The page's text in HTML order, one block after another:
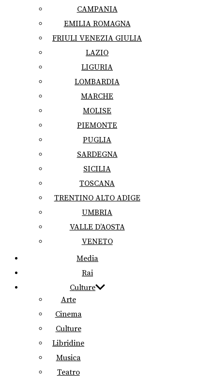
CAMPANIA
EMILIA ROMAGNA
FRIULI VENEZIA GIULIA
LAZIO
LIGURIA
LOMBARDIA
MARCHE
MOLISE
PIEMONTE
PUGLIA
SARDEGNA
SICILIA
TOSCANA
TRENTINO ALTO ADIGE
UMBRIA
VALLE D’AOSTA
VENETO
Media
Rai
Culture
Arte
Cinema
Culture
Libridine
Musica
Teatro